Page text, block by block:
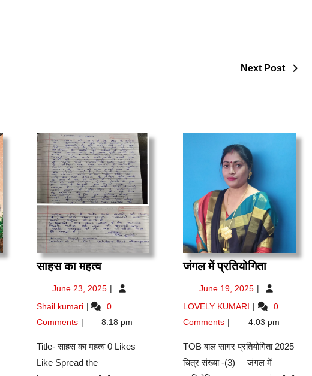
Next Post
Post
साहस का महत्वसाहस
महत्व
June 23, 2025 June
2025
Shail kumari साहस
0
Comments
8:18 pm
Title- साहस का महत्व 0 Likes
Like Spread the
जंगल में प्रतियोगिताजंगल
प्रतियोगिता
June 19, 2025 June
2025
LOVELY KUMARI जंगल
प्रतियोगिता
0
Comments
4:03 pm
TOB बाल सागर प्रतियोगिता 2025
चित्र संख्या -(3) जंगल में